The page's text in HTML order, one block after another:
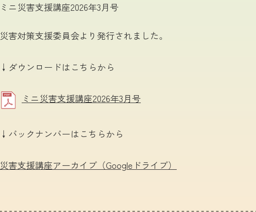
ミニ災害支援講座2026年3月号
災害対策支援委員会より発行されました。
↓ダウンロードはこちらから
ミニ災害支援講座2026年3月号
↓バックナンバーはこちらから
災害支援講座アーカイブ（Googleドライブ）